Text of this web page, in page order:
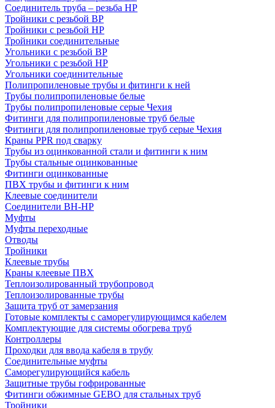
Соединитель труба – резьба НР
Тройники с резьбой ВР
Тройники с резьбой НР
Тройники соединительные
Угольники с резьбой ВР
Угольники с резьбой НР
Угольники соединительные
Полипропиленовые трубы и фитинги к ней
Трубы полипропиленовые белые
Трубы полипропиленовые серые Чехия
Фитинги для полипропиленовые труб белые
Фитинги для полипропиленовые труб серые Чехия
Краны PPR под сварку
Трубы из оцинкованной стали и фитинги к ним
Трубы стальные оцинкованные
Фитинги оцинкованные
ПВХ трубы и фитинги к ним
Клеевые соединители
Соединители ВН-НР
Муфты
Муфты переходные
Отводы
Тройники
Клеевые трубы
Краны клеевые ПВХ
Теплоизолированный трубопровод
Теплоизолированные трубы
Защита труб от замерзания
Готовые комплекты с саморегулирующимся кабелем
Комплектующие для системы обогрева труб
Контроллеры
Проходки для ввода кабеля в трубу
Соединительные муфты
Саморегулирующийся кабель
Защитные трубы гофрированные
Фитинги обжимные GEBO для стальных труб
Тройники